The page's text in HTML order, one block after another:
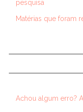
pesquisa
Matérias que foram
Achou algum erro?